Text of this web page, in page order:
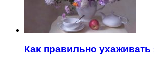
Как правильно ухаживать